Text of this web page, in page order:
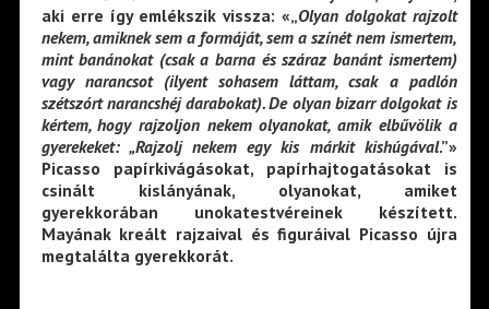
aki erre így emlékszik vissza: «„Olyan dolgokat rajzolt
nekem, amiknek sem a formáját, sem a színét nem ismertem,
mint banánokat (csak a barna és száraz banánt ismertem)
vagy narancsot (ilyent sohasem láttam, csak a padlón
szétszórt narancshéj darabokat). De olyan bizarr dolgokat is
kértem, hogy rajzoljon nekem olyanokat, amik elbűvölik a
gyerekeket: „Rajzolj nekem egy kis márkit kishúgával.”»
Picasso papírkivágásokat, papírhajtogatásokat is
csinált kislányának, olyanokat, amiket
gyerekkorában unokatestvéreinek készített.
Mayának kreált rajzaival és figuráival Picasso újra
megtalálta gyerekkorát.